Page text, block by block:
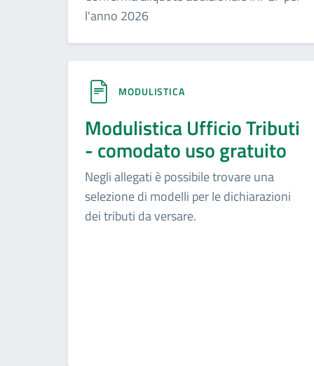
l'anno 2026
MODULISTICA
Modulistica Ufficio Tributi
- comodato uso gratuito
Negli allegati è possibile trovare una
selezione di modelli per le dichiarazioni
dei tributi da versare.